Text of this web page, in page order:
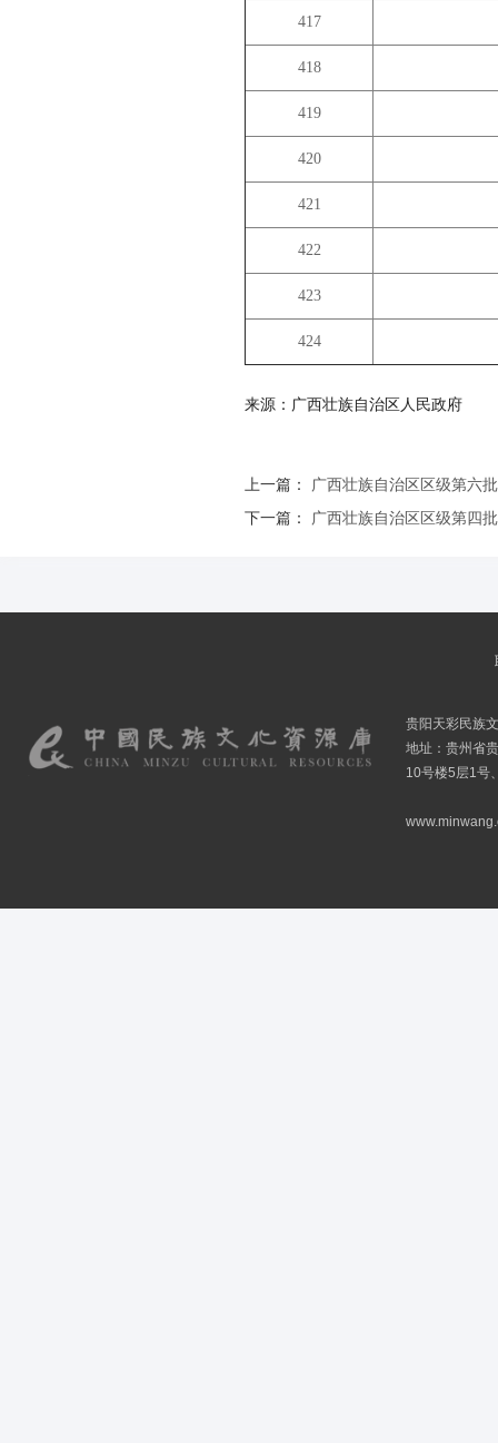
417
418
419
420
421
422
423
424
来源：广西壮族自治区人民政府
上一篇：
广西壮族自治区区级第六
下一篇：
广西壮族自治区区级第四
贵阳天彩民族
地址：贵州省
10号楼5层1号